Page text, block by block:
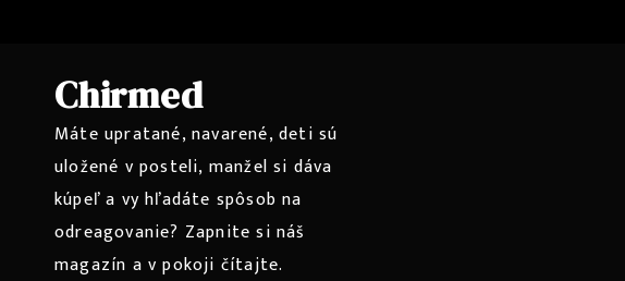
contentChirmed
Máte upratané, navarené, deti sú
uložené v posteli, manžel si dáva
kúpeľ a vy hľadáte spôsob na
odreagovanie? Zapnite si náš
magazín a v pokoji čítajte.